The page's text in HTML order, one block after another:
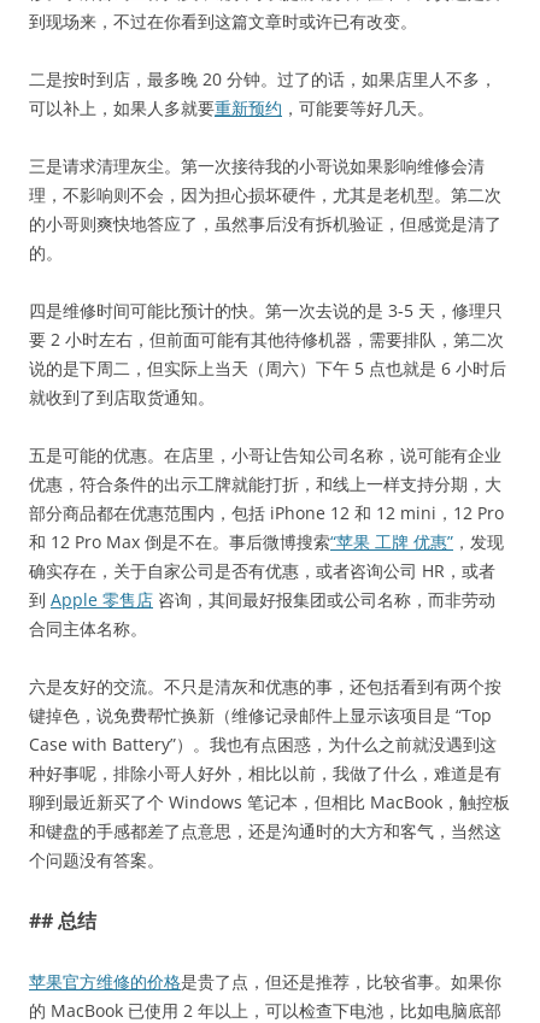
到现场来，不过在你看到这篇文章时或许已有改变。
二是按时到店，最多晚 20 分钟。过了的话，如果店里人不多，
可以补上，如果人多就要重新预约 ，可能要等好几天。
三是请求清理灰尘。第一次接待我的小哥说如果影响维修会清
理，不影响则不会，因为担心损坏硬件，尤其是老机型。第二次
的小哥则爽快地答应了，虽然事后没有拆机验证，但感觉是清了
的。
四是维修时间可能比预计的快。第一次去说的是 3-5 天，修理只
要 2 小时左右，但前面可能有其他待修机器，需要排队，第二次
说的是下周二，但实际上当天（周六）下午 5 点也就是 6 小时后
就收到了到店取货通知。
五是可能的优惠。在店里，小哥让告知公司名称，说可能有企业
优惠，符合条件的出示工牌就能打折，和线上一样支持分期，大
部分商品都在优惠范围内，包括 iPhone 12 和 12 mini，12 Pro
和 12 Pro Max 倒是不在。事后微博搜索“苹果 工牌 优惠” ，发现
确实存在，关于自家公司是否有优惠，或者咨询公司 HR，或者
到 Apple 零售店 咨询，其间最好报集团或公司名称，而非劳动
合同主体名称。
六是友好的交流。不只是清灰和优惠的事，还包括看到有两个按
键掉色，说免费帮忙换新（维修记录邮件上显示该项目是 “Top
Case with Battery”）。我也有点困惑，为什么之前就没遇到这
种好事呢，排除小哥人好外，相比以前，我做了什么，难道是有
聊到最近新买了个 Windows 笔记本，但相比 MacBook，触控板
和键盘的手感都差了点意思，还是沟通时的大方和客气，当然这
个问题没有答案。
## 总结
苹果官方维修的价格是贵了点，但还是推荐，比较省事。如果你
的 MacBook 已使用 2 年以上，可以检查下电池，比如电脑底部